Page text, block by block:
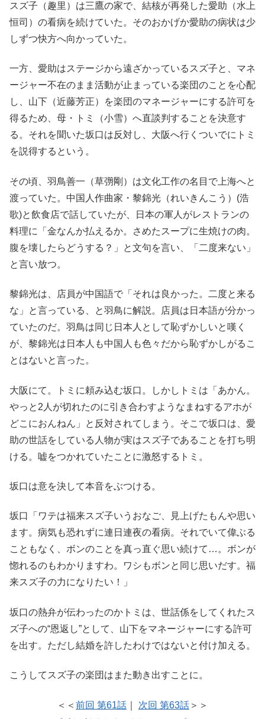
スズ子（趣里）は三鷹の家で、結核が再発した愛助（水上
恒司）の看病を続けていた。そのおかげか愛助の病状は少
しずつ快方へ向かっていた。
一方、愛助はステージから遠ざかっているスズ子と、マネ
ージャー不在のまま活動が止まっている楽団のことを心配
し、山下（近藤芳正）を楽団のマネージャーにする許可を
得るため、母・トミ（小雪）へ直談判することを決意す
る。それを聞いた坂口は反対し、大阪へ行くついでにトミ
を説得するという。
その頃、羽鳥善一（草彅剛）は文化工作の名目で上海へと
渡っていた。中国人作曲家・黎錦光（れいきんこう）(浩
歌)と飲食店で話していたが、日本の軍人がレストランの
料理に「金なんか払えるか。さめたスープに生焼けの肉。
腹を壊したらどうする？」と文句を言い、「二度来ない」
と言い放つ。
黎錦光は、店員が中国語で「それは良かった。二度と来る
な」と言っている、と羽鳥に解説。店員は日本語が分かっ
ていたのだ。羽鳥は同じ日本人として恥ずかしいと嘆く
が、黎錦光は日本人も中国人も色々だから恥ずかしがるこ
とはないと言った。
大阪にて。トミに頼み込む坂口。しかしトミは「あかん。
やっと2人が切れたのに引き合わすようなまねするアホが
どこにおんねん」と反対されてしまう。そこで坂口は、愛
助の世話をしている人物が実はスズ子であることを打ち明
ける。嘘をつかれていたことに激怒するトミ。
坂口は意を決して本音をぶつける。
坂口「ワテは福来スズ子いうおなご、見上げたもんや思い
ます。病気も恐れずに連日連夜の看病。それでいて偉ぶる
こともなく、ボンのことを真っ直ぐ思い続けて…。ボンが
惚れるのもわかりますわ。ワシもボンと同じ思いだす。福
来スズ子の力になりたい！」
坂口の熱弁が伝わったのかトミは、世話係をしてくれたス
ズ子への“恩返し”として、山下をマネージャーにする許可
を出す。ただし結婚を許したわけではないと付け加える。
こうしてスズ子の楽団はまた動き出すことに。
＜＜ 前回 第61話 次回 第63話 ＞＞